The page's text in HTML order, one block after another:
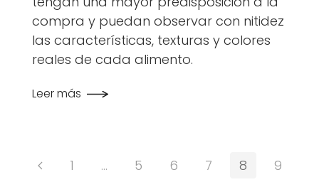
compra y puedan observar con nitidez
las características, texturas y colores
reales de cada alimento.
Leer más
1 … 5 6 7 8
9